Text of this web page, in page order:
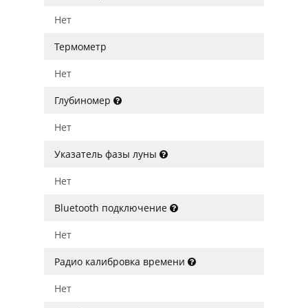
Нет
Термометр
Нет
Глубиномер
Нет
Указатель фазы луны
Нет
Bluetooth подключение
Нет
Радио калибровка времени
Нет